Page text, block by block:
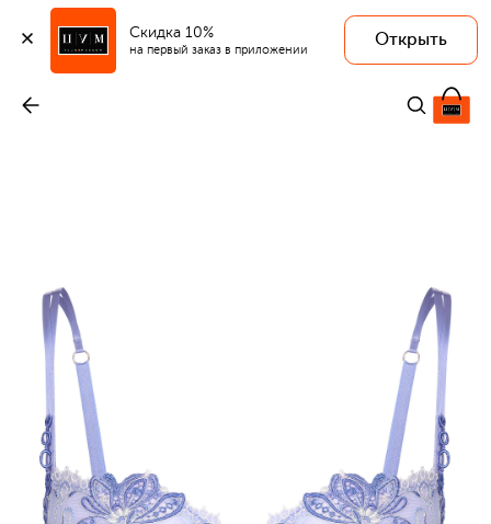
Скидка 10%
на первый заказ в приложении
Открыть
27 260 ₽